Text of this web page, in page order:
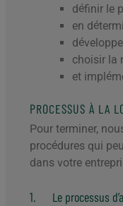
définir le
en
choisir la
et
PROCESSUS À LA
Pour terminer,
procédures qui
dans votre
1. Le processus